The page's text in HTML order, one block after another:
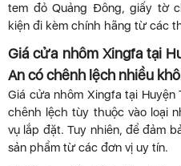
tem đỏ Quảng Đông, giấy tờ
kiện đi kèm chính hãng từ các
Giá cửa nhôm Xingfa tại
An có chênh lệch nhiều
Giá cửa nhôm Xingfa tại
chênh lệch tùy thuộc vào loại
vụ lắp đặt. Tuy nhiên, để đảm
sản phẩm từ các đơn vị uy tín.